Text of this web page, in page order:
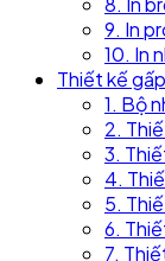
9. In
10. In
Thiết kế gấp
1. Bộ
2.
3.
4.
5.
6.
7.